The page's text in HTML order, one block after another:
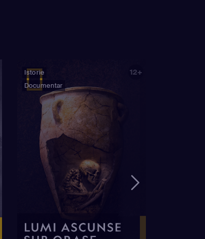
Istorie
Documentar
12+